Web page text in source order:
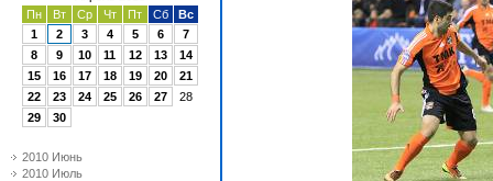
Пн
Вт Ср Чт Пт Сб
Вс
1
2 3 4 5 6
7
8
9 10 11 12 13
14
15
16 17 18 19 20
21
22
23 24 25 26 27
28
29
30
2010 Июнь
2010 Июль